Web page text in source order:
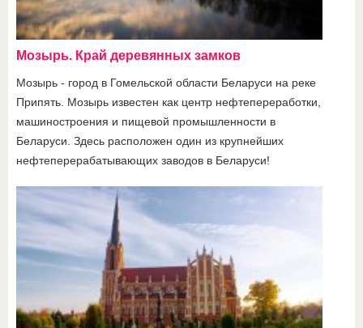
Мозырь. Край деревянных замков
Мозырь - город в Гомельской области Беларуси на реке
Припять. Мозырь известен как центр нефтепереработки,
машиностроения и пищевой промышленности в
Беларуси. Здесь расположен один из крупнейших
нефтеперерабатывающих заводов в Беларуси!